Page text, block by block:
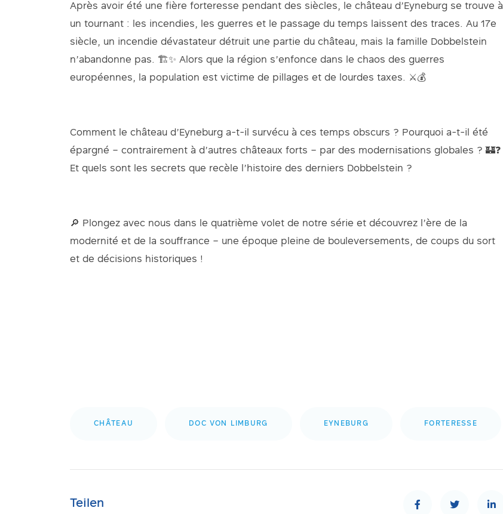
Après avoir été une fière forteresse pendant des siècles, le château d’Eyneburg se trouve à
un tournant : les incendies, les guerres et le passage du temps laissent des traces. Au 17e
siècle, un incendie dévastateur détruit une partie du château, mais la famille Dobbelstein
n’abandonne pas. 🏗️✨ Alors que la région s’enfonce dans le chaos des guerres
européennes, la population est victime de pillages et de lourdes taxes. ⚔️💰
Comment le château d’Eyneburg a-t-il survécu à ces temps obscurs ? Pourquoi a-t-il été
épargné – contrairement à d’autres châteaux forts – par des modernisations globales ? 🏰❓
Et quels sont les secrets que recèle l’histoire des derniers Dobbelstein ?
🔎 Plongez avec nous dans le quatrième volet de notre série et découvrez l’ère de la
modernité et de la souffrance – une époque pleine de bouleversements, de coups du sort
et de décisions historiques !
CHÂTEAU DOC VON LIMBURG EYNEBURG FORTERESSE
Teilen